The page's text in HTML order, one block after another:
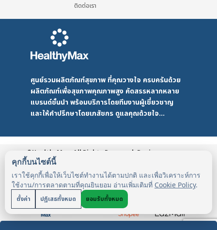
คุกกี้บนไซต์นี้
เราใช้คุกกี้เพื่อให้เว็บไซต์ทำงานได้ตามปกติ และเพื่อวิเคราะห์การ
ใช้งาน/การตลาดตามที่คุณยินยอม อ่านเพิ่มเติมที่ Cookie Policy.
ตั้งค่า ปฏิเสธทั้งหมด ยอมรับทั้งหมด
ติดต่อเรา
ศูนย์รวมผลิตภัณฑ์สุขภาพ ที่คุณวางใจ ครบครันด้วย
ผลิตภัณฑ์เพื่อสุขภาพคุณภาพสูง คัดสรรหลากหลาย
แบรนด์ชั้นนำ พร้อมบริการโดยทีมงานผู้เชี่ยวชาญ
และให้คำปรึกษาโดยเภสัชกร ดูแลคุณด้วยใจ...
©HealthyMax. All Rights Reserved. Design
by DMDHealthyMax